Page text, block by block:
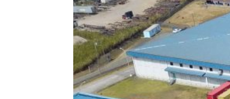
VALORES AGREGADOS
SOLUCIONES TI
CENTRO DE COMERCIO
ELECTRÓNICO
CONSULTORÍA